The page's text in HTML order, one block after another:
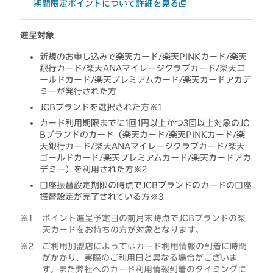
期間限定ポイントについて詳細を見る
進呈対象
新規のお申し込みで楽天カード/楽天PINKカード/楽天
銀行カード/楽天ANAマイレージクラブカード/楽天ゴ
ールドカード/楽天プレミアムカード/楽天カードアカデ
ミーが発行された方
JCBブランドを選択された方※1
カード利用期限までに1回1円以上かつ3回以上対象のJC
Bブランドのカード（楽天カード/楽天PINKカード/楽
天銀行カード/楽天ANAマイレージクラブカード/楽天
ゴールドカード/楽天プレミアムカード/楽天カードアカ
デミー）を利用された方※2
口座振替設定期限の時点でJCBブランドのカードの口座
振替設定が完了されている方※3
ポイント進呈予定日の前月末時点でJCBブランドの楽
天カードをお持ちの方が対象となります。
ご利用加盟店によってはカード利用情報の到着に時間
がかかり、実際のご利用日と異なる場合がございま
す。また弊社へのカード利用情報到着のタイミングに